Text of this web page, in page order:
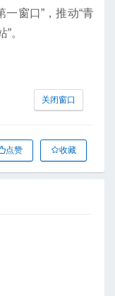
窗口”，推动“青
。
关闭窗口
点赞 收藏